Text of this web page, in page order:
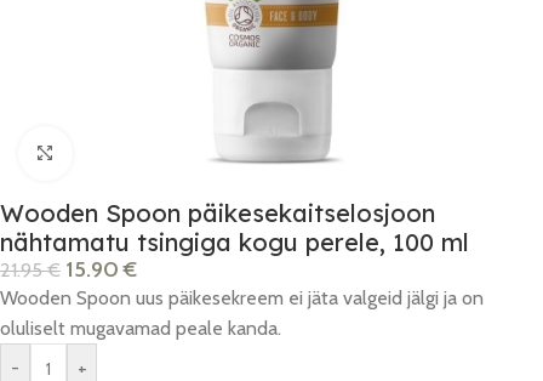
Wooden Spoon päikesekaitselosjoon
nähtamatu tsingiga kogu perele, 100 ml
21.95€ 15.90€
Wooden Spoon uus päikesekreem ei jäta valgeid jälgi ja on
oluliselt mugavamad peale kanda.
-
+